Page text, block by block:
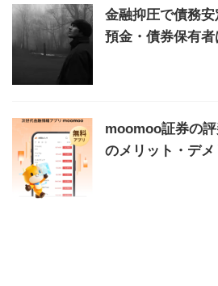
金融抑圧で債務
預金・債券保有
moomoo証券の
のメリット・デメ